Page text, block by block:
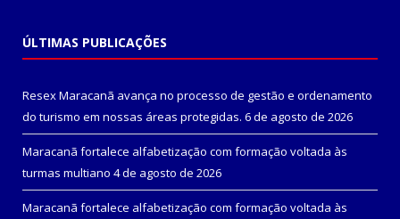
ÚLTIMAS PUBLICAÇÕES
Resex Maracanã avança no processo de gestão e ordenamento
do turismo em nossas áreas protegidas. 6 de agosto de 2026
Maracanã fortalece alfabetização com formação voltada às
turmas multiano 4 de agosto de 2026
Maracanã fortalece alfabetização com formação voltada às